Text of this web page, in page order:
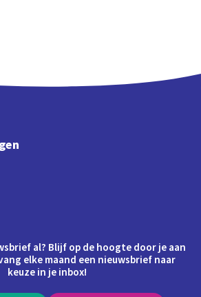
al? Blijf op de hoogte door je aan
elke maand een nieuwsbrief naar
keuze in je inbox!